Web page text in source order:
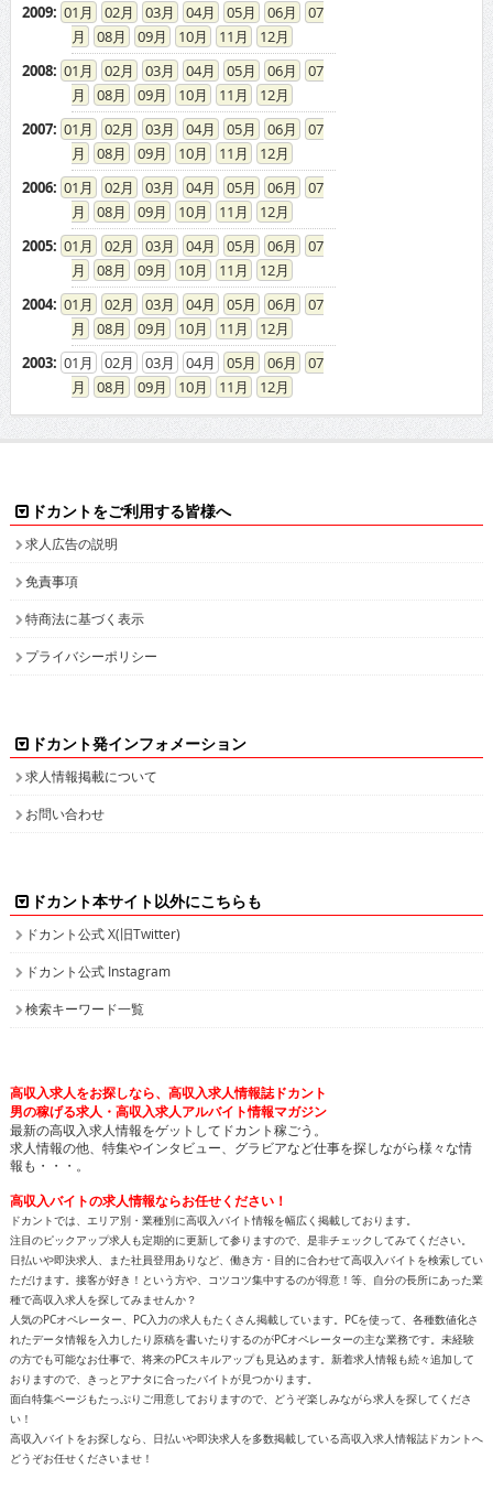
2009: 01 02 03 04 05 06
07
08
09 10 11
12
2008: 01 02 03 04 05 06
07
08
09 10 11
12
2007: 01 02 03 04 05 06
07
08
09 10 11
12
2006: 01 02 03 04 05 06
07
08
09 10 11
12
2005: 01 02 03 04 05 06
07
08
09 10 11
12
2004: 01 02 03 04 05 06
07
08
09 10 11
12
2003: 01 02 03 04 05 06
07
08
09 10 11 12
ドカントをご利用する皆様へ
求人広告の説明
免責事項
特商法に基づく表示
プライバシーポリシー
ドカント発インフォメーション
求人情報掲載について
お問い合わせ
ドカント本サイト以外にこちらも
ドカント公式 X(旧Twitter)
ドカント公式 Instagram
検索キーワード一覧
高収入求人をお探しなら、高収入求人情報誌ドカント
男の稼げる求人・高収入求人アルバイト情報マガジン
最新の高収入求人情報をゲットしてドカント稼ごう。
求人情報の他、特集やインタビュー、グラビアなど仕事を探しながら様々な情
報も・・・。
高収入バイトの求人情報ならお任せください！
ドカントでは、エリア別・業種別に高収入バイト情報を幅広く掲載しております。
注目のピックアップ求人も定期的に更新して参りますので、是非チェックしてみてください。
日払いや即決求人、また社員登用ありなど、働き方・目的に合わせて高収入バイトを検索してい
ただけます。接客が好き！という方や、コツコツ集中するのが得意！等、自分の長所にあった業
種で高収入求人を探してみませんか？
人気のPCオペレーター、PC入力の求人もたくさん掲載しています。PCを使って、各種数値化さ
れたデータ情報を入力したり原稿を書いたりするのがPCオペレーターの主な業務です。未経験
の方でも可能なお仕事で、将来のPCスキルアップも見込めます。新着求人情報も続々追加して
おりますので、きっとアナタに合ったバイトが見つかります。
面白特集ページもたっぷりご用意しておりますので、どうぞ楽しみながら求人を探してくださ
い！
高収入バイトをお探しなら、日払いや即決求人を多数掲載している高収入求人情報誌ドカントへ
どうぞお任せくださいませ！